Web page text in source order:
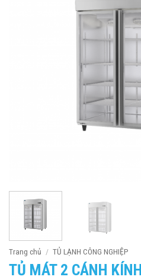
Trang chủ / TỦ LẠNH CÔNG NGHIỆP
TỦ MÁT 2 CÁNH